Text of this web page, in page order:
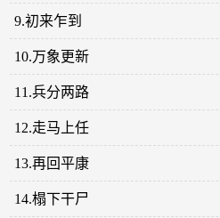
9.初来乍到
10.万象更新
11.兵分两路
12.走马上任
13.再回平康
14.榻下干尸